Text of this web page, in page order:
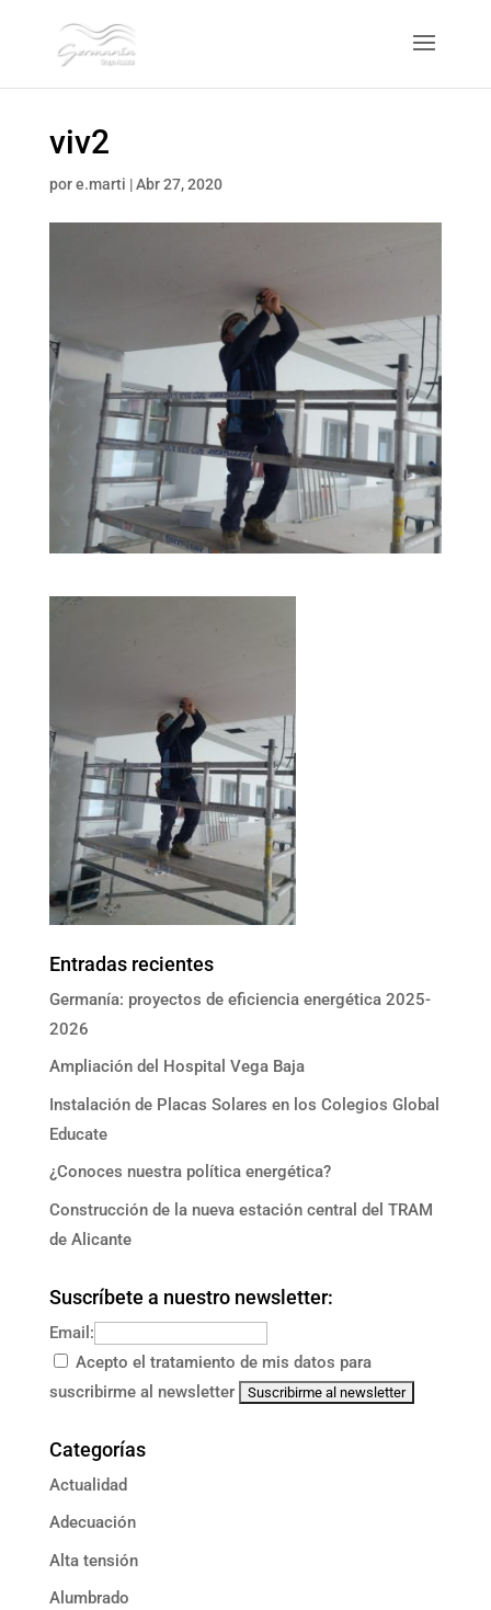
viv2
pore.marti |Abr 27, 2020
Entradas recientes
Germanía: proyectos de eficiencia energética 2025-
2026
Ampliación del Hospital Vega Baja
Instalación de Placas Solares en los Colegios Global
Educate
¿Conoces nuestra política energética?
Construcción de la nueva estación central del TRAM
de Alicante
Suscríbete a nuestro newsletter:
Email:
Acepto el tratamiento de mis datos para
suscribirme al newsletter
Categorías
Actualidad
Adecuación
Alta tensión
Alumbrado